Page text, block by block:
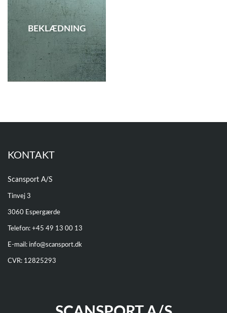
BEKLÆDNING
KONTAKT
Scansport A/S
Tinvej 3
3060 Espergærde
Telefon: +45 49 13 00 13
E-mail: info@scansport.dk
CVR: 12825293